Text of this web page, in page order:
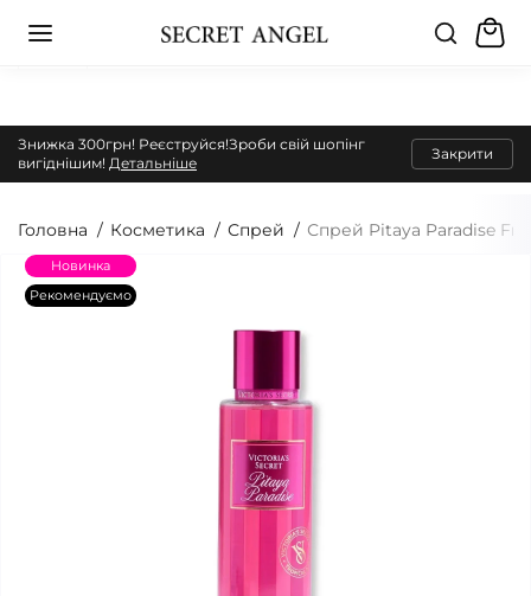
Знижка 300грн! Реєструйся!Зроби свій шопінг
вигіднішим! Детальніше
Закрити
Головна Косметика Спрей Спрей Pitaya Paradise
Новинка
Рекомендуємо